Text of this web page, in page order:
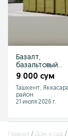
Базалт,
базальтовый
утеплитель,
базальтовая
базальтовая
9 000 сум
Ташкент,
район
21 июля 2026 г.
Главная Дом и сад